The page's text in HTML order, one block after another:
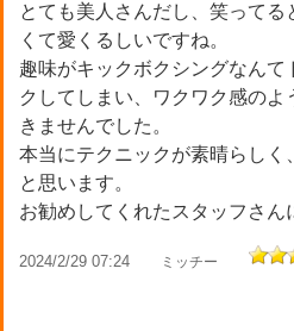
とても美人さんだし、笑って
くて愛くるしいですね。
趣味がキックボクシングなん
クしてしまい、ワクワク感の
きませんでした。
本当にテクニックが素晴らしく
と思います。
お勧めしてくれたスタッフさん
2024/2/29 07:24 ミッチー